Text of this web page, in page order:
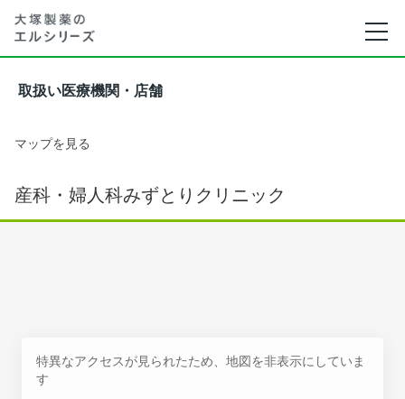
取扱い医療機関・店舗
マップを見る
産科・婦人科みずとりクリニック
特異なアクセスが見られたため、地図を非表示にしていま
す